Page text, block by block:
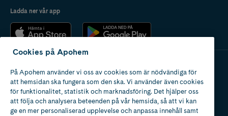
Ladda ner vår app
Apotek med tillstånd
av Läkemedelsverket
Cookies på Apohem
På Apohem använder vi oss av cookies som är nödvändiga för
att hemsidan ska fungera som den ska. Vi använder även cookies
för funktionalitet, statistik och marknadsföring. Det hjälper oss
att följa och analysera beteenden på vår hemsida, så att vi kan
ge en mer personaliserad upplevelse och anpassa innehåll samt